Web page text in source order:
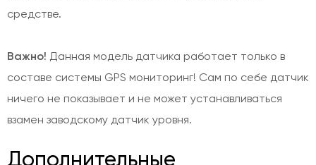
средстве.
Важно! Данная модель датчика работает только в
составе системы GPS мониторинг! Сам по себе датчик
ничего не показывает и не может устанавливаться
взамен заводскому датчик уровня.
Дополнительные